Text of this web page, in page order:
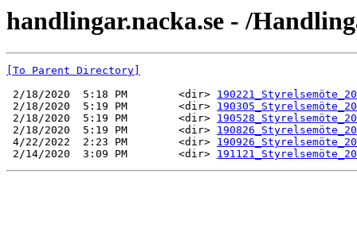
handlingar.nacka.se - /
[To Parent Directory]
2/18/2020  5:18 PM        <dir>
2/18/2020  5:19 PM        <dir>
2/18/2020  5:19 PM        <dir>
2/18/2020  5:19 PM        <dir>
4/22/2022  2:23 PM        <dir>
2/14/2020  3:09 PM        <dir>